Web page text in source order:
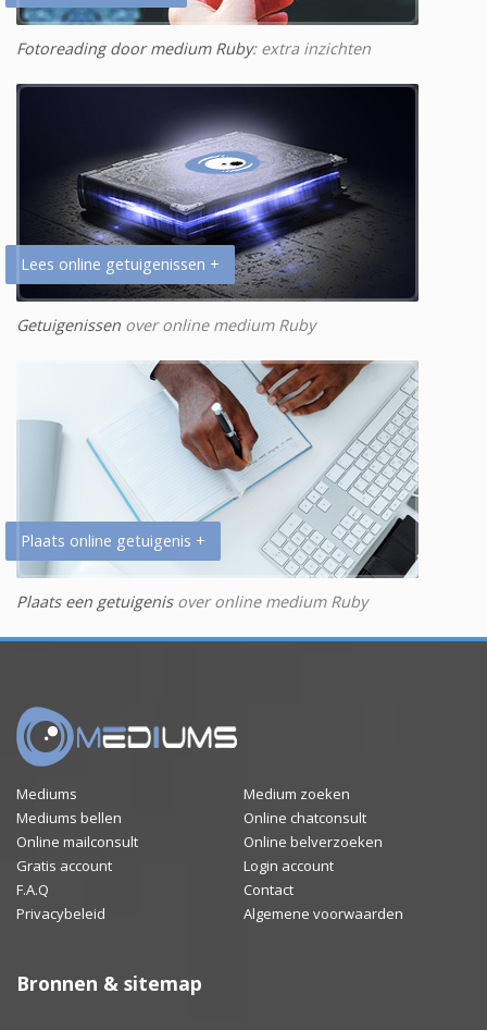
Fotoreading door medium Ruby: extra inzichten
Lees online getuigenissen +
Getuigenissen over online medium Ruby
Plaats online getuigenis +
Plaats een getuigenisover online medium Ruby
Mediums
Medium zoeken
Mediums bellen
Online chatconsult
Online mailconsult
Online belverzoeken
Gratis account
Login account
F.A.Q
Contact
Privacybeleid
Algemene voorwaarden
Bronnen & sitemap